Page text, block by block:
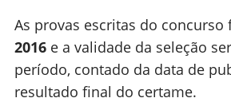
As provas escritas do
2016 e a validade da seleção
período, contado da data de
resultado final do certame.